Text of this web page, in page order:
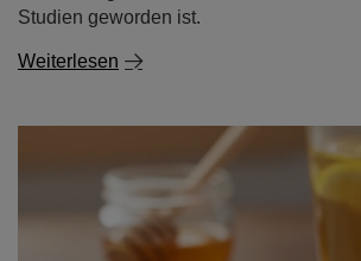
Studien geworden ist.
Weiterlesen